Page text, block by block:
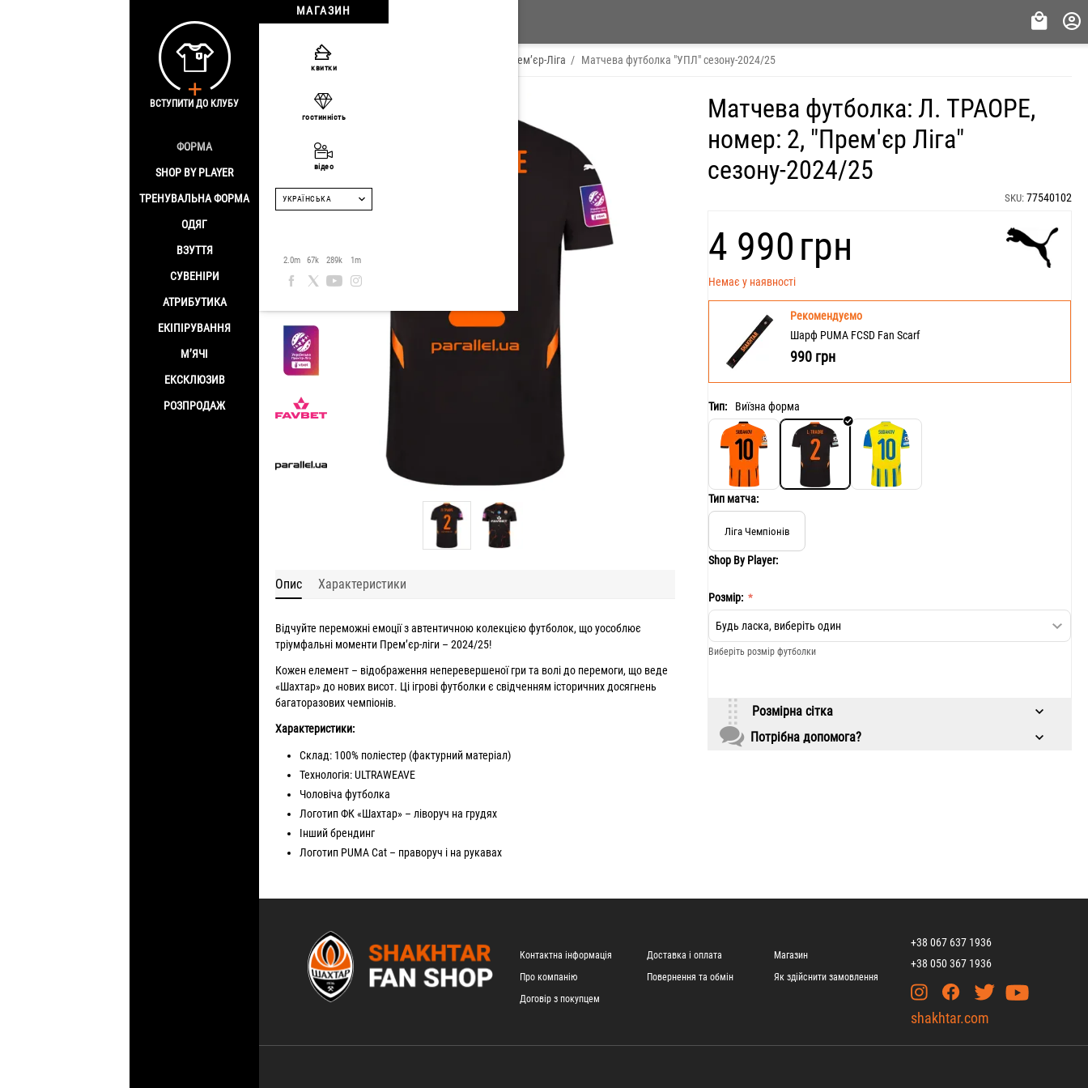
МАГАЗИН
ФОРМА
SHOP BY PLAYER
ТРЕНУВАЛЬНА ФОРМА
ОДЯГ
ВЗУТТЯ
СУВЕНІРИ
АТРИБУТИКА
ЕКІПІРУВАННЯ
М’ЯЧІ
ЕКСКЛЮЗИВ
РОЗПРОДАЖ
квитки
гостинність
відео
УКРАЇНСЬКА
2.0m 67k 289k 1m
ВСТУПИТИ ДО КЛУБУ
/ Shop by Player Премʼєр-Ліга / Матчева футболка "УПЛ" сезону-2024/25
Матчева футболка: Л. ТРАОРЕ,
номер: 2, "Прем'єр Ліга"
сезону-2024/25
SKU: 77540102
‍4 990‍грн
Немає у наявності
Рекомендуємо
Шарф PUMA FCSD Fan Scarf
990 грн
Тип: Виїзна форма
Тип матча:
Ліга Чемпіонів
Shop By Player:
Розмір:
​Виберіть розмір футболки
Розмірна сітка
Потрібна допомога?
Опис Характеристики
Відчуйте переможні емоції з автентичною колекцією футболок, що уособлює
тріумфальні моменти Прем’єр-ліги – 2024/25!
Кожен елемент – відображення неперевершеної гри та волі до перемоги, що веде
«Шахтар» до нових висот. Ці ігрові футболки є свідченням історичних досягнень
багаторазових чемпіонів.
Характеристики:
Склад: 100% поліестер (фактурний матеріал)
Технологія: ULTRAWEAVE
Чоловіча футболка
Логотип ФК «Шахтар» – ліворуч на грудях
Інший брендинг
Логотип PUMA Cat – праворуч і на рукавах
Контактна інформація
Про компанію
Договір з покупцем
Доставка і оплата
Повернення та обмін
Магазин
Як здійснити замовлення
+38 067 637 1936
+38 050 367 1936
shakhtar.com